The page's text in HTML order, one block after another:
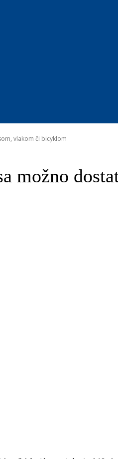
vlakom či bicyklom
možno